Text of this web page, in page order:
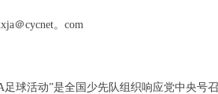
＠cycnet。com
活动”是全国少先队组织响应党中央号